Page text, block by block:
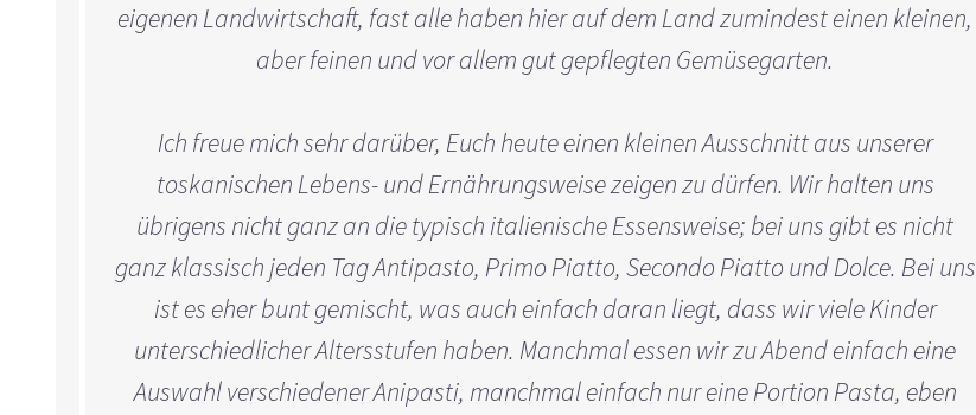
eigenen Landwirtschaft, fast alle haben hier auf dem Land zumindest einen kleinen,
aber feinen und vor allem gut gepflegten Gemüsegarten.
Ich freue mich sehr darüber, Euch heute einen kleinen Ausschnitt aus unserer
toskanischen Lebens- und Ernährungsweise zeigen zu dürfen. Wir halten uns
übrigens nicht ganz an die typisch italienische Essensweise; bei uns gibt es nicht
ganz klassisch jeden Tag Antipasto, Primo Piatto, Secondo Piatto und Dolce. Bei uns
ist es eher bunt gemischt, was auch einfach daran liegt, dass wir viele Kinder
unterschiedlicher Altersstufen haben. Manchmal essen wir zu Abend einfach eine
Auswahl verschiedener Anipasti, manchmal einfach nur eine Portion Pasta, eben